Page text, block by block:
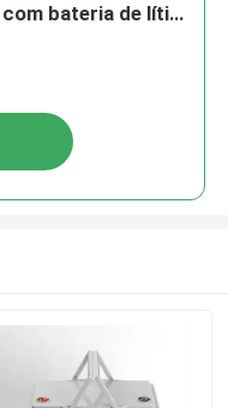
bateria de lítio